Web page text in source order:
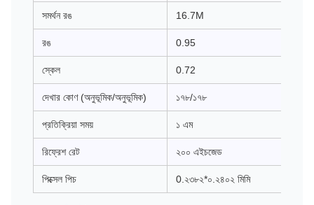
সমর্থন রঙ 16.7M
রঙ 0.95
স্কেল 0.72
দেখার কোণ (অনুভূমিক/অনুভূমিক) ১৭৮/১৭৮
প্রতিক্রিয়া সময় ১ এম
রিফ্রেশ রেট ২০০ এইচজেড
পিক্সেল পিচ 0.২৩৮২*০.২৪০২ মিমি